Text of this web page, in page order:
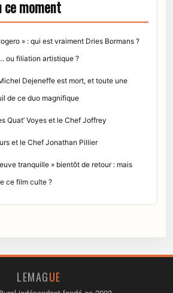
ce moment
» : qui est vraiment Dries Bormans ?
ou filiation artistique ?
Dejeneffe est mort, et toute une
de ce duo magnifique
Quat’ Voyes et le Chef Joffrey
et le Chef Jonathan Pillier
tranquille » bientôt de retour : mais
ce film culte ?
LEMAGUE